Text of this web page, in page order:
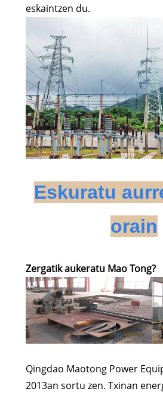
eskaintzen du.
Eskuratu
orain
Zergatik aukeratu Mao Tong?
Qingdao Maotong Power
2013an sortu zen. Txinan